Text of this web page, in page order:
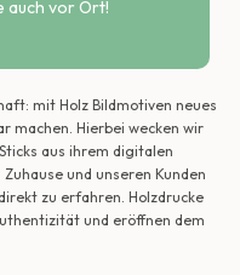
auch vor Ort!
mit Holz Bildmotiven neues
machen. Hierbei wecken wir
aus ihrem digitalen
und unseren Kunden
zu erfahren. Holzdrucke
und eröffnen dem